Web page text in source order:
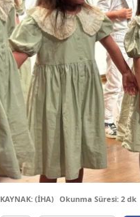
KAYNAK: (İHA) Okunma Süresi: 2 dk